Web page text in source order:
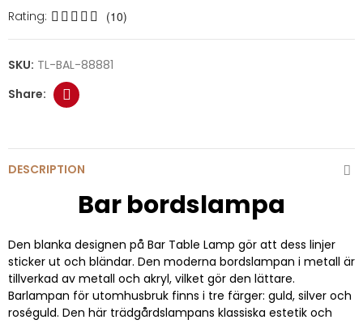
Rating: (10)
SKU: TL-BAL-88881
DESCRIPTION
Bar bordslampa
Den blanka designen på Bar Table Lamp gör att dess linjer
sticker ut och bländar. Den moderna bordslampan i metall är
tillverkad av metall och akryl, vilket gör den lättare.
Barlampan för utomhusbruk finns i tre färger: guld, silver och
roséguld. Den här trädgårdslampans klassiska estetik och